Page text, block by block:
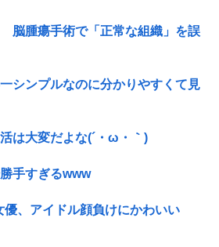
脳腫瘍手術で「正常な組織」を誤
シンプルなのに分かりやすくて見
は大変だよな(´・ω・｀)
手すぎるwww
優、アイドル顔負けにかわいい